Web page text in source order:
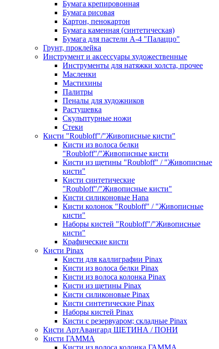
Бумага крепировонная
Бумага рисовая
Картон, пенокартон
Бумага каменная (синтетическая)
Бумага для пастели А-4 "Палаццо"
Грунт, проклейка
Инструмент и аксессуары художественные
Инструменты для натяжки холста, прочее
Масленки
Мастихины
Палитры
Пеналы для художников
Растушевка
Скульптурные ножи
Стеки
Кисти "Roubloff"/"Живописные кисти"
Кисти из волоса белки
"Roubloff"/"Живописные кисти
Кисти из щетины "Roubloff" / "Живописные
кисти"
Кисти синтетические
"Roubloff"/"Живописные кисти"
Кисти силиконовые Hana
Кисти колонок "Roubloff" / "Живописные
кисти"
Наборы кистей "Roubloff"/"Живописные
кисти"
Крафические кисти
Кисти Pinax
Кисти для каллиграфии Pinax
Кисти из волоса белки Pinax
Кисти из волоса колонка Pinax
Кисти из щетины Pinax
Кисти силиконовые Pinax
Кисти синтетические Pinax
Наборы кистей Pinax
Кисти с резервуаром; складные Pinax
Кисти АртАвангард ЩЕТИНА / ПОНИ
Кисти ГАММА
Кисти из волоса колонка ГАММА